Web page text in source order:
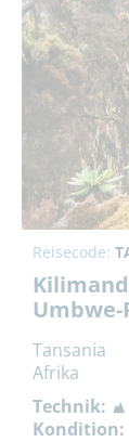
Reisecode:
Umbwe-
Tansania
Afrika
Technik:
Kondition: